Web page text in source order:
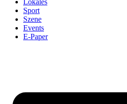
Lokales
Sport
Szene
Events
E-Paper